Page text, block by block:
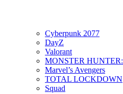
Cyberpunk 2077
DayZ
Valorant
MONSTER
Marvel’s Avengers
TOTAL LOCKDOWN
Squad